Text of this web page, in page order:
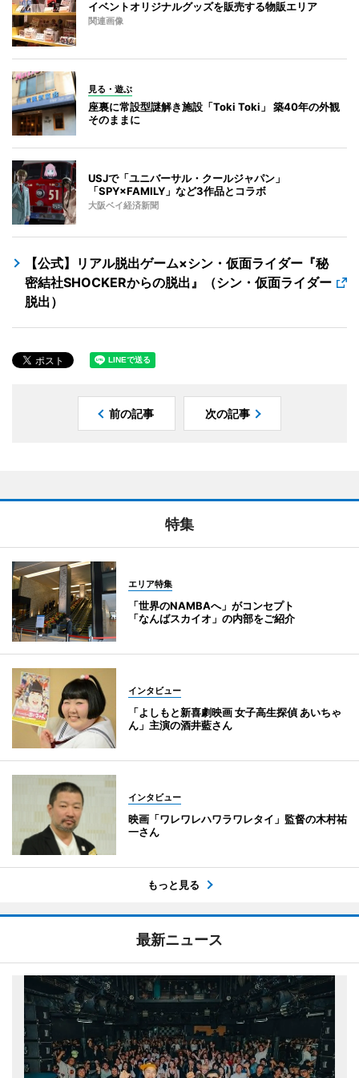
イベントオリジナルグッズを販売する物販エリア
関連画像
見る・遊ぶ
座裏に常設型謎解き施設「Toki Toki」 築40年の外観
そのままに
USJで「ユニバーサル・クールジャパン」
「SPY×FAMILY」など3作品とコラボ
大阪ベイ経済新聞
【公式】リアル脱出ゲーム×シン・仮面ライダー『秘
密結社SHOCKERからの脱出』（シン・仮面ライダー
脱出）
前の記事 次の記事
特集
エリア特集
「世界のNAMBAへ」がコンセプト
「なんばスカイオ」の内部をご紹介
インタビュー
「よしもと新喜劇映画 女子高生探偵 あいちゃ
ん」主演の酒井藍さん
インタビュー
映画「ワレワレハワラワレタイ」監督の木村祐
一さん
もっと見る
最新ニュース